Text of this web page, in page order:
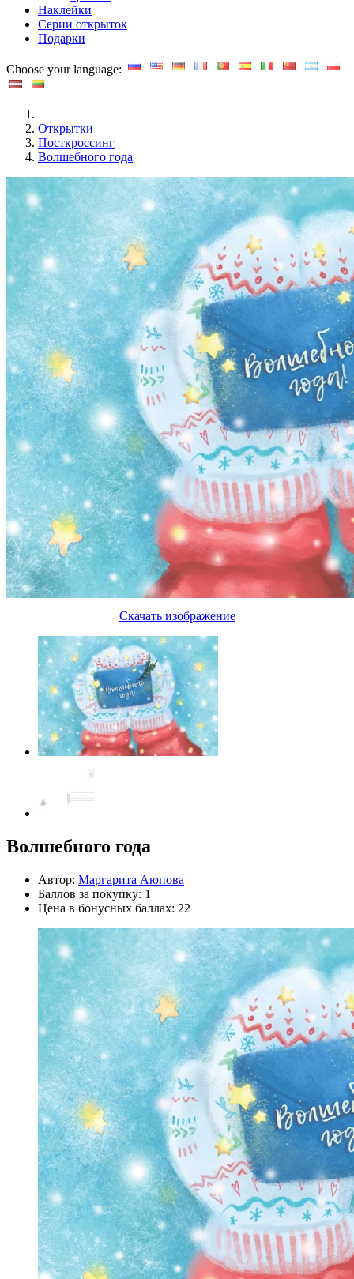
Наклейки
Серии открыток
Подарки
Choose your language:
Открытки
Посткроссинг
Волшебного года
Скачать изображение
Волшебного года
Автор: Маргарита Аюпова
Баллов за покупку: 1
Цена в бонусных баллах: 22